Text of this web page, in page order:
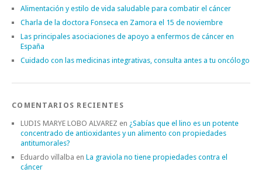
Alimentación y estilo de vida saludable para combatir el cáncer
Charla de la doctora Fonseca en Zamora el 15 de noviembre
Las principales asociaciones de apoyo a enfermos de cáncer en
España
Cuidado con las medicinas integrativas, consulta antes a tu oncólogo
COMENTARIOS RECIENTES
LUDIS MARYE LOBO ALVAREZ en ¿Sabías que el lino es un potente
concentrado de antioxidantes y un alimento con propiedades
antitumorales?
Eduardo villalba en La graviola no tiene propiedades contra el
cáncer